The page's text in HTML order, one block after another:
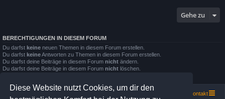
Diese Website nutzt Cookies, um dir den
Gehe zu
BERECHTIGUNGEN IN DIESEM FORUM
Du darfst keine neuen Themen in diesem Forum erstellen.
Du darfst keineAntworten zu Themen in diesem Forum erstellen.
Du darfst deine Beiträge in diesem Forum nicht ändern.
Du darfst deine Beiträge in diesem Forum nicht löschen.
Kontakt